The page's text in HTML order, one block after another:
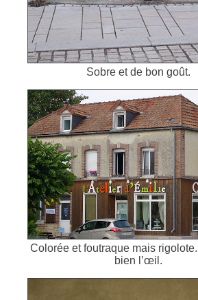
Sobre et de bon goût.
Colorée et foutraque mais
bien l’œil.